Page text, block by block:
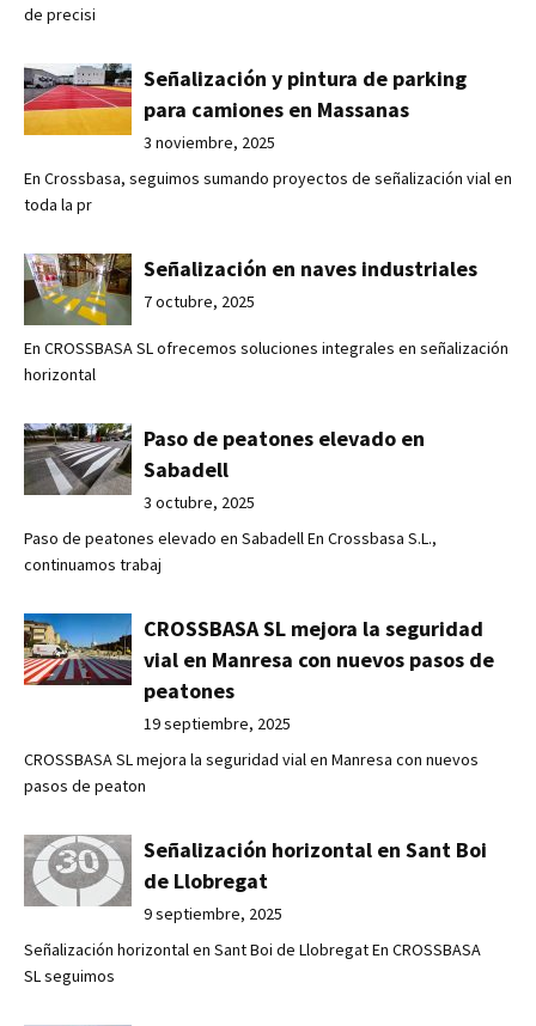
de precisi
Señalización y pintura de parking
para camiones en Massanas
3 noviembre, 2025
En Crossbasa, seguimos sumando proyectos de señalización vial en
toda la pr
Señalización en naves industriales
7 octubre, 2025
En CROSSBASA SL ofrecemos soluciones integrales en señalización
horizontal
Paso de peatones elevado en
Sabadell
3 octubre, 2025
Paso de peatones elevado en Sabadell En Crossbasa S.L.,
continuamos trabaj
CROSSBASA SL mejora la seguridad
vial en Manresa con nuevos pasos de
peatones
19 septiembre, 2025
CROSSBASA SL mejora la seguridad vial en Manresa con nuevos
pasos de peaton
Señalización horizontal en Sant Boi
de Llobregat
9 septiembre, 2025
Señalización horizontal en Sant Boi de Llobregat En CROSSBASA
SL seguimos